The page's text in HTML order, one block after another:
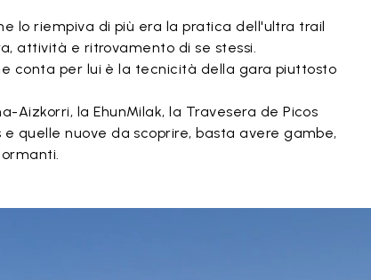
lo riempiva di più era la pratica dell'ultra trail
attività e ritrovamento di se stessi.
conta per lui è la tecnicità della gara piuttosto
Aizkorri, la EhunMilak, la Travesera de Picos
e quelle nuove da scoprire, basta avere gambe,